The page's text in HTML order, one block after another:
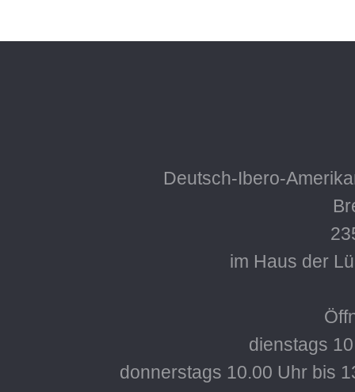
Deutsch-Ibero-
im Haus der
dienstags
donnerstags 10.00 Uhr bis